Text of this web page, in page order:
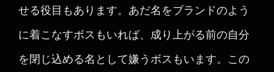
せる役目もあります。あだ名をブランドのよう
に着こなすボスもいれば、成り上がる前の自分
を閉じ込める名として嫌うボスもいます。この